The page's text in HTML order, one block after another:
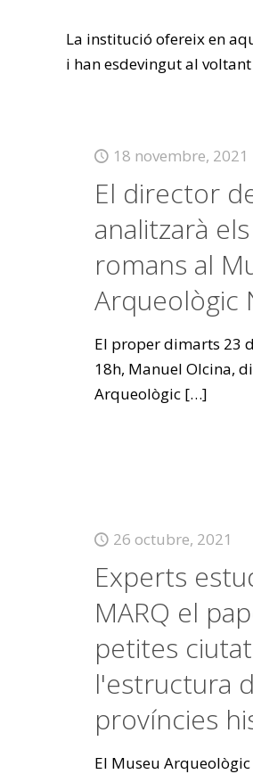
La institució ofereix en
i han esdevingut al
18 novembre, 2021
El director
analitzarà
romans al
Arqueològic
El proper dimarts 23
18h, Manuel Olcina,
Arqueològic[…]
26 octubre, 2021
Experts
MARQ el
petites
l'estructura
províncies
El Museu